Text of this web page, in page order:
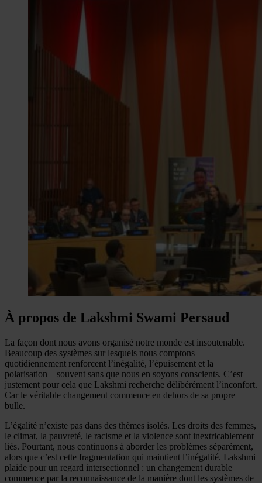
À propos de Lakshmi Swami Persaud
La façon dont nous avons organisé notre monde est insoutenable.
Beaucoup des systèmes sur lesquels nous comptons
quotidiennement renforcent l’inégalité, l’épuisement et la
polarisation – souvent sans que nous en soyons conscients. C’est
justement pour cela que Lakshmi recherche délibérément l’inconfort.
Car le véritable changement commence en dehors de sa propre
bulle.
L’égalité n’existe pas dans des thèmes isolés. Les droits des femmes,
le climat, la pauvreté, le racisme et la violence sont inextricablement
liés. Pourtant, nous continuons à aborder les problèmes séparément,
alors que c’est cette fragmentation qui maintient l’inégalité. Lakshmi
plaide pour un regard intersectionnel : un changement durable
commence par la reconnaissance de la manière dont les systèmes de